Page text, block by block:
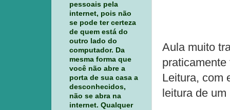
Aula muito
Leitura, com
leitura de
pessoais pela
internet, pois não
se pode ter certeza
de quem está do
outro lado do
computador. Da
mesma forma que
você não abre a
porta de sua casa a
desconhecidos,
não se abra na
internet. Qualquer